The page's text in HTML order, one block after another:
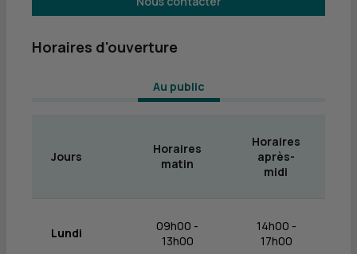
Horaires d'ouverture
Au public
Jours
Horaires
matin
Horaires
après-
midi
Lundi
09h00 -
13h00
14h00 -
17h00